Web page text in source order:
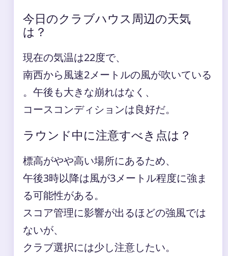
今日のクラブハウス周辺の天気
は？
現在の気温は22度で、
南西から風速2メートルの風が吹いている
。午後も大きな崩れはなく、
コースコンディションは良好だ。
ラウンド中に注意すべき点は？
標高がやや高い場所にあるため、
午後3時以降は風が3メートル程度に強ま
る可能性がある。
スコア管理に影響が出るほどの強風では
ないが、
クラブ選択には少し注意したい。